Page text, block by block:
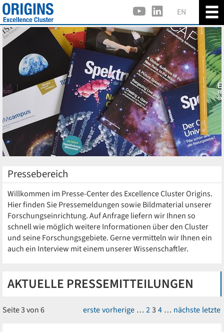
EN
Pressebereich
Willkommen im Presse-Center des Excellence Cluster Origins.
Hier finden Sie Pressemeldungen sowie Bildmaterial unserer
Forschungseinrichtung. Auf Anfrage liefern wir Ihnen so
schnell wie möglich weitere Informationen über den Cluster
und seine Forschungsgebiete. Gerne vermitteln wir Ihnen ein
auch ein Interview mit einem unserer Wissenschaftler.
AKTUELLE PRESSEMITTEILUNGEN
Seite 3 von 6 erstevorherige … 23 4 … nächste letzte